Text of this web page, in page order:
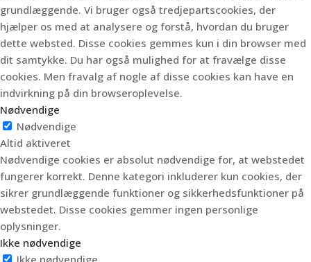
grundlæggende. Vi bruger også tredjepartscookies, der
hjælper os med at analysere og forstå, hvordan du bruger
dette websted. Disse cookies gemmes kun i din browser med
dit samtykke. Du har også mulighed for at fravælge disse
cookies. Men fravalg af nogle af disse cookies kan have en
indvirkning på din browseroplevelse.
Nødvendige
Nødvendige
Altid aktiveret
Nødvendige cookies er absolut nødvendige for, at webstedet
fungerer korrekt. Denne kategori inkluderer kun cookies, der
sikrer grundlæggende funktioner og sikkerhedsfunktioner på
webstedet. Disse cookies gemmer ingen personlige
oplysninger.
Ikke nødvendige
Ikke nødvendige